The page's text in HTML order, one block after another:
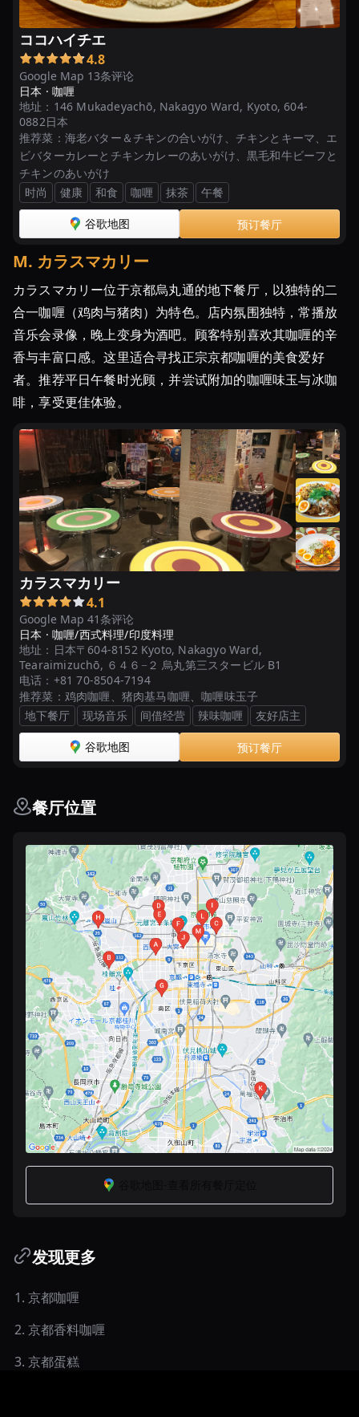
ココハイチエ
Google Map 13条评论
4.8
日本 · 咖喱
地址： 146 Mukadeyachō, Nakagyo Ward, Kyoto, 604-
0882日本
推荐菜： 海老バター＆チキンの合いがけ、チキンとキーマ、エ
ビバターカレーとチキンカレーのあいがけ、黒毛和牛ビーフと
チキンのあいがけ
时尚
健康 和食 咖喱 抹茶 午餐
谷歌地图 预订餐厅
M. カラスマカリー
カラスマカリー位于京都烏丸通的地下餐厅，以独特的二
合一咖喱（鸡肉与猪肉）为特色。店内氛围独特，常播放
音乐会录像，晚上变身为酒吧。顾客特别喜欢其咖喱的辛
香与丰富口感。这里适合寻找正宗京都咖喱的美食爱好
者。推荐平日午餐时光顾，并尝试附加的咖喱味玉与冰咖
啡，享受更佳体验。
カラスマカリー
Google Map 41条评论
4.1
日本 · 咖喱/西式料理/印度料理
地址： 日本〒604-8152 Kyoto, Nakagyo Ward,
Tearaimizuchō, ６４６−２ 烏丸第三スタービル B1
电话： +81 70-8504-7194
推荐菜： 鸡肉咖喱、猪肉基马咖喱、咖喱味玉子
地下餐厅
现场音乐 间借经营 辣味咖喱 友好店主
谷歌地图 预订餐厅
餐厅位置
发现更多
1. 京都咖喱
2. 京都香料咖喱
3. 京都蛋糕